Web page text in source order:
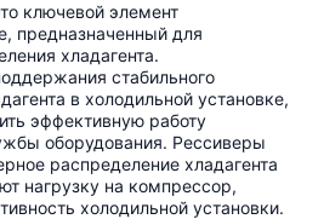
ключевой элемент
предназначенный для
хладагента.
стабильного
в холодильной установке,
эффективную работу
оборудования. Рессиверы
распределение хладагента
нагрузку на компрессор,
холодильной установки.